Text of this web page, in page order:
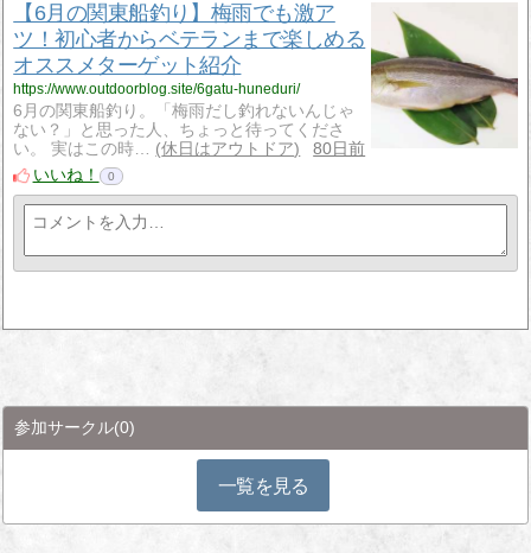
【6月の関東船釣り】梅雨でも激ア
ツ！初心者からベテランまで楽しめる
オススメターゲット紹介
https://www.outdoorblog.site/6gatu-huneduri/
6月の関東船釣り。「梅雨だし釣れないんじゃ
ない？」と思った人、ちょっと待ってくださ
い。 実はこの時…
休日はアウトドア
80日前
いいね！
0
参加サークル(0)
一覧を見る